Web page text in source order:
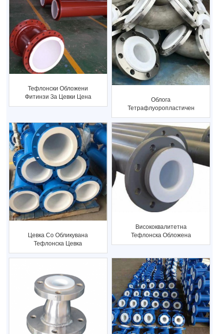
Тефлонски Обложени
Фитинзи За Цевки Цена
Конкурентна
Облога
Тетрафлуоропластичен
Јаглероден Челик
Тефлонски Тефлонски...
Цевка Со Обликувана
Тефлонска Цевка
Обложена Со
Јаглероден Челик За...
Висококвалитетна
Тефлонска Обложена
Цевка